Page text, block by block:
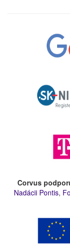
Corvus
Nadácii Pontis,